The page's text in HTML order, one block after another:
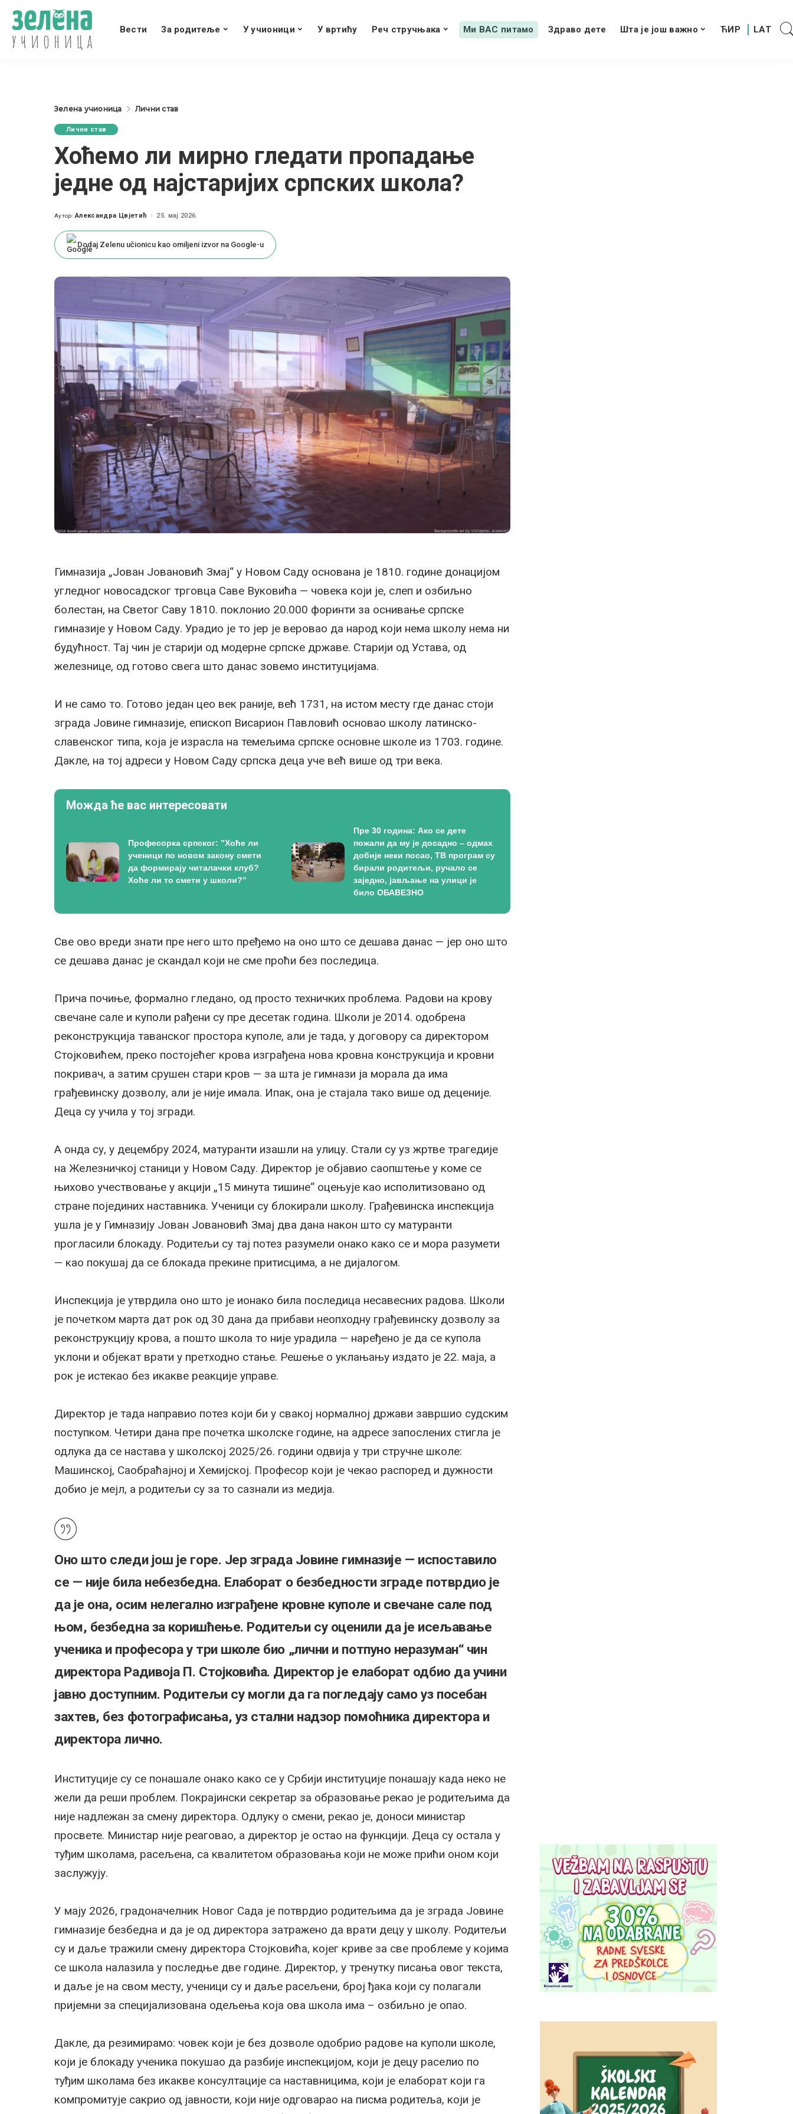
Вести За родитеље У учионици У вртићу Реч стручњака Ми ВАС питамо Здраво дете Шта је још важно
Зелена учионица Лични став
Лични став
Хоћемо ли мирно гледати пропадање
једне од најстаријих српских школа?
Posted
Аутор: Александра Цвјетић 25. мај 2026.
Dodaj Zelenu učionicu kao omiljeni izvor na Google-u
Гимназија „Јован Јовановић Змај“ у Новом Саду основана је 1810. године донацијом
угледног новосадског трговца Саве Вуковића — човека који је, слеп и озбиљно
болестан, на Светог Саву 1810. поклонио 20.000 форинти за оснивање српске
гимназије у Новом Саду. Урадио је то јер је веровао да народ који нема школу нема ни
будућност. Тај чин је старији од модерне српске државе. Старији од Устава, од
железнице, од готово свега што данас зовемо институцијама.
И не само то. Готово један цео век раније, већ 1731, на истом месту где данас стоји
зграда Јовине гимназије, епископ Висарион Павловић основао школу латинско-
славенског типа, која је израсла на темељима српске основне школе из 1703. године.
Дакле, на тој адреси у Новом Саду српска деца уче већ више од три века.
Можда ће вас интересовати
Професорка српског: ”Хоће ли
ученици по новом закону смети
да формирају читалачки клуб?
Хоће ли то смети у школи?”
Пре 30 година: Ако се дете
пожали да му је досадно – одмах
добије неки посао, ТВ програм су
бирали родитељи, ручало се
заједно, јављање на улици је
било ОБАВЕЗНО
Све ово вреди знати пре него што пређемо на оно што се дешава данас — јер оно што
се дешава данас је скандал који не сме проћи без последица.
Прича почиње, формално гледано, од просто техничких проблема. Радови на крову
свечане сале и куполи рађени су пре десетак година. Школи је 2014. одобрена
реконструкција таванског простора куполе, али је тада, у договору са директором
Стојковићем, преко постојећег крова изграђена нова кровна конструкција и кровни
покривач, а затим срушен стари кров — за шта је гимнази ја морала да има
грађевинску дозволу, али је није имала. Ипак, она је стајала тако више од деценије.
Деца су учила у тој згради.
А онда су, у децембру 2024, матуранти изашли на улицу. Стали су уз жртве трагедије
на Железничкој станици у Новом Саду. Директор је објавио саопштење у коме се
њихово учествовање у акцији „15 минута тишине“ оцењује као исполитизовано од
стране појединих наставника. Ученици су блокирали школу. Грађевинска инспекција
ушла је у Гимназију Јован Јовановић Змај два дана након што су матуранти
прогласили блокаду. Родитељи су тај потез разумели онако како се и мора разумети
— као покушај да се блокада прекине притисцима, а не дијалогом.
Инспекција је утврдила оно што је ионако била последица несавесних радова. Школи
је почетком марта дат рок од 30 дана да прибави неопходну грађевинску дозволу за
реконструкцију крова, а пошто школа то није урадила — наређено је да се купола
уклони и објекат врати у претходно стање. Решење о уклањању издато је 22. маја, а
рок је истекао без икакве реакције управе.
Директор је тада направио потез који би у свакој нормалној држави завршио судским
поступком. Четири дана пре почетка школске године, на адресе запослених стигла је
одлука да се настава у школској 2025/26. години одвија у три стручне школе:
Машинској, Саобраћајној и Хемијској. Професор који је чекао распоред и дужности
добио је мејл, а родитељи су за то сазнали из медија.
Оно што следи још је горе. Јер зграда Јовине гимназије — испоставило
се — није била небезбедна. Елаборат о безбедности зграде потврдио је
да је она, осим нелегално изграђене кровне куполе и свечане сале под
њом, безбедна за коришћење. Родитељи су оценили да је исељавање
ученика и професора у три школе био „лични и потпуно неразуман“ чин
директора Радивоја П. Стојковића. Директор је елаборат одбио да учини
јавно доступним. Родитељи су могли да га погледају само уз посебан
захтев, без фотографисања, уз стални надзор помоћника директора и
директора лично.
Институције су се понашале онако како се у Србији институције понашају када неко не
жели да реши проблем. Покрајински секретар за образовање рекао је родитељима да
није надлежан за смену директора. Одлуку о смени, рекао је, доноси министар
просвете. Министар није реаговао, а директор је остао на функцији. Деца су остала у
туђим школама, расељена, са квалитетом образовања који не може прићи оном који
заслужују.
У мају 2026, градоначелник Новог Сада је потврдио родитељима да је зграда Јовине
гимназије безбедна и да је од директора затражено да врати децу у школу. Родитељи
су и даље тражили смену директора Стојковића, којег криве за све проблеме у којима
се школа налазила у последње две године. Директор, у тренутку писања овог текста,
и даље је на свом месту, ученици су и даље расељени, број ђака који су полагали
пријемни за специјализована одељења која ова школа има – озбиљно је опао.
Дакле, да резимирамо: човек који је без дозволе одобрио радове на куполи школе,
који је блокаду ученика покушао да разбије инспекцијом, који је децу раселио по
туђим школама без икакве консултације са наставницима, који је елаборат који га
компромитује сакрио од јавности, који није одговарао на писма родитеља, који је